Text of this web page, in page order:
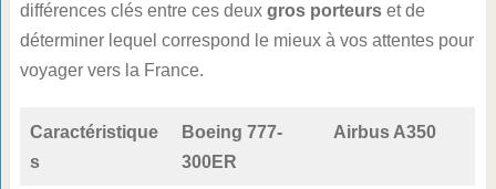
différences clés entre ces deux gros porteurset de
déterminer lequel correspond le mieux à vos attentes pour
voyager vers la France.
Caractéristique
s
Boeing 777-
300ER
Airbus A350